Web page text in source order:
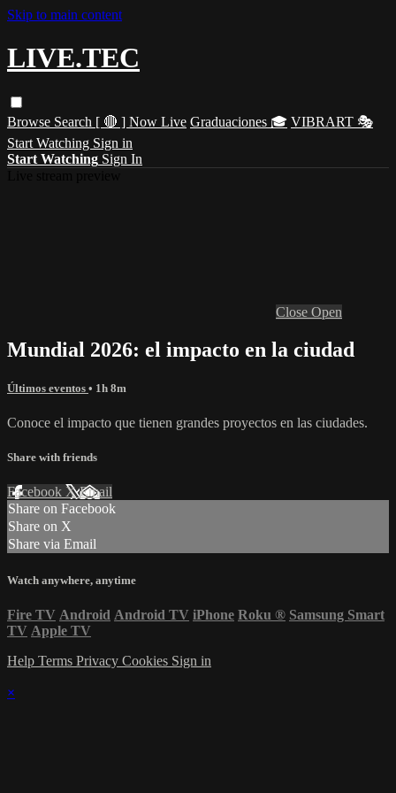
Skip to main content
LIVE.TEC
Browse Search [ 🔴 ] Now Live Graduaciones 🎓 VIBRART 🎭
Start Watching Sign in
Start Watching Sign In
Close Open
Mundial 2026: el impacto en la ciudad
Últimos eventos • 1h 8m
Conoce el impacto que tienen grandes proyectos en las ciudades.
Share with friends
Facebook XEmail
Share on Facebook
Share on X
Share via Email
Watch anywhere, anytime
Fire TV Android Android TV iPhone Roku ® Samsung Smart
TV Apple TV
Help Terms Privacy Cookies Sign in
×